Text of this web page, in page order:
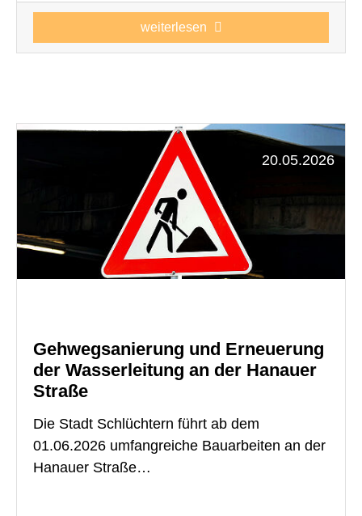
weiterlesen
20.05.2026
Gehwegsanierung und Erneuerung
der Wasserleitung an der Hanauer
Straße
Die Stadt Schlüchtern führt ab dem
01.06.2026 umfangreiche Bauarbeiten an der
Hanauer Straße…